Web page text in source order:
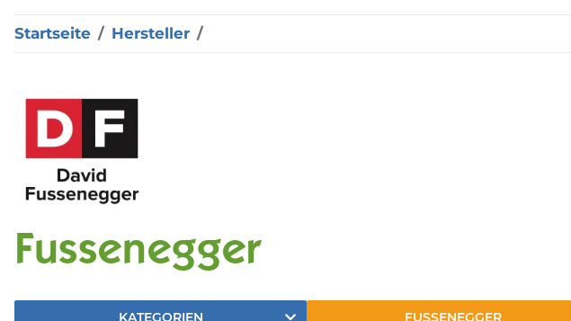
Startseite Hersteller
Fussenegger
KATEGORIEN FUSSENEGGER